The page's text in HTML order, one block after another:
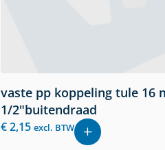
vaste pp koppeling tule 16
1/2"buitendraad
€2,15 excl. BTW